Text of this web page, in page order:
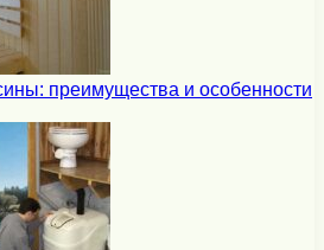
преимущества и особенности